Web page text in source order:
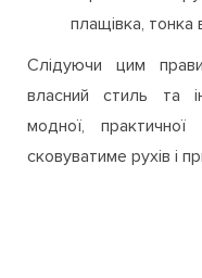
плащівка,
Слідуючи цим
власний стиль та
модної,
сковуватиме рухів і